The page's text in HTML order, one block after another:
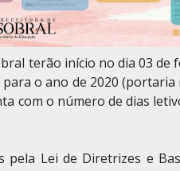
terão início no dia 03 de
o ano de 2020 (portaria
com o número de dias
Lei de Diretrizes e